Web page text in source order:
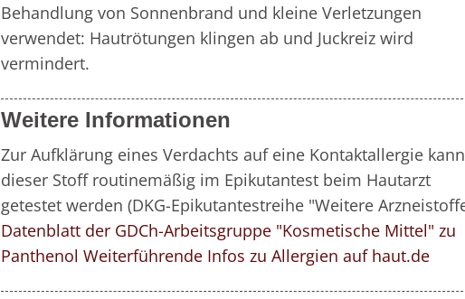
Behandlung von Sonnenbrand und kleine Verletzungen
verwendet: Hautrötungen klingen ab und Juckreiz wird
vermindert.
Weitere Informationen
Zur Aufklärung eines Verdachts auf eine Kontaktallergie kann
dieser Stoff routinemäßig im Epikutantest beim Hautarzt
Datenblatt der GDCh-Arbeitsgruppe "Kosmetische Mittel" zu
Panthenol Weiterführende Infos zu Allergien auf haut.de